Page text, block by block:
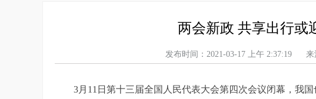
两会新政 共享出行或
发布时间：2021-03-17 上午 2:37:19
3月11日第十三届全国人民代表大会第四次会议闭幕，我